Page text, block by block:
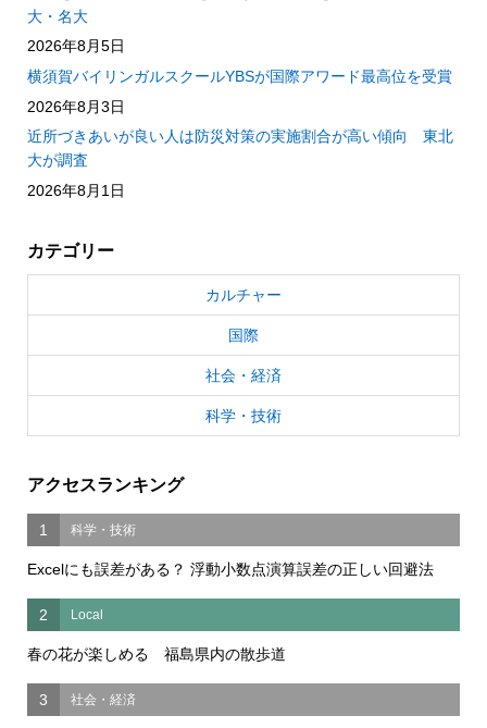
大・名大
2026年8月5日
横須賀バイリンガルスクールYBSが国際アワード最高位を受賞
2026年8月3日
近所づきあいが良い人は防災対策の実施割合が高い傾向 東北
大が調査
2026年8月1日
カテゴリー
カルチャー
国際
社会・経済
科学・技術
アクセスランキング
1 科学・技術
Excelにも誤差がある？ 浮動小数点演算誤差の正しい回避法
2 Local
春の花が楽しめる 福島県内の散歩道
3 社会・経済